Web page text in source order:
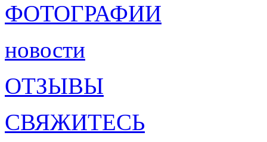
ФОТОГРАФИИ
новости
ОТЗЫВЫ
СВЯЖИТЕСЬ